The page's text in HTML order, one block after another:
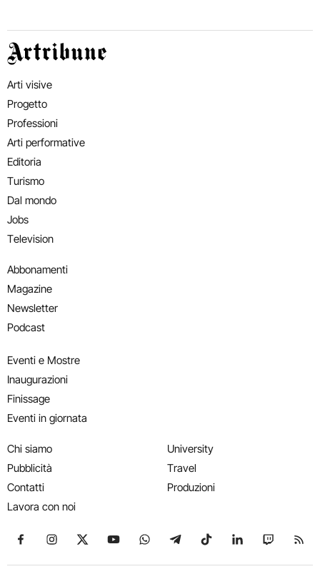
Artribune
Arti visive
Progetto
Professioni
Arti performative
Editoria
Turismo
Dal mondo
Jobs
Television
Abbonamenti
Magazine
Newsletter
Podcast
Eventi e Mostre
Inaugurazioni
Finissage
Eventi in giornata
Chi siamo
Pubblicità
Contatti
Lavora con noi
University
Travel
Produzioni
Seguici su Facebook
Seguici su Instagram
Seguici su X
Seguici su YouTube
Seguici su WhatsApp
Seguici su Telegram
Seguici su TikTok
Seguici su
Seguici